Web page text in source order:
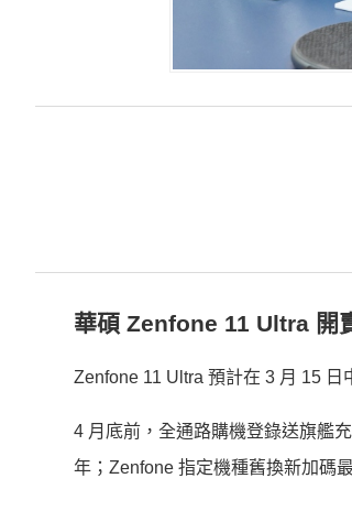
華碩 Zenfone 11 Ultra 開
Zenfone 11 Ultra 預計在 3 月 15
4 月底前，全通路購機登錄送旗艦
年；Zenfone 指定機種舊換新加碼